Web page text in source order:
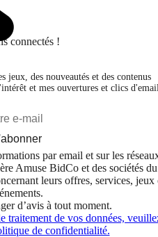
connectés !
jeux, des nouveautés et des contenus
et mes ouvertures et clics
par email et sur les
Amuse BidCo et des sociétés du
leurs offres, services, jeux
d’avis à tout moment.
traitement de vos données,
de confidentialité.